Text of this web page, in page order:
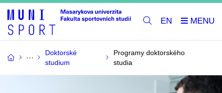
EN
Doktorské
studium
Programy doktorského
studia